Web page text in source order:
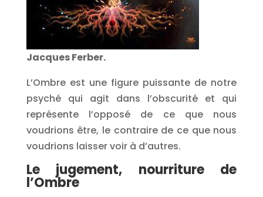
Jacques Ferber.
L’Ombre est une figure puissante de notre
psyché qui agit dans l’obscurité et qui
représente l’opposé de ce que nous
voudrions être, le contraire de ce que nous
voudrions laisser voir à d’autres.
Le jugement, nourriture de
l’Ombre